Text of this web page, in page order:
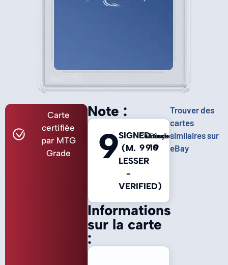
Carte
certifiée
par MTG
Grade
Informations
sur la carte
:
Note :
9SIGNED
(M.
LESSER
-
VERIFIED)
Centrage
9
Coins
9
Bords
10
Surface
9
Trouver des
cartes
similaires sur
eBay